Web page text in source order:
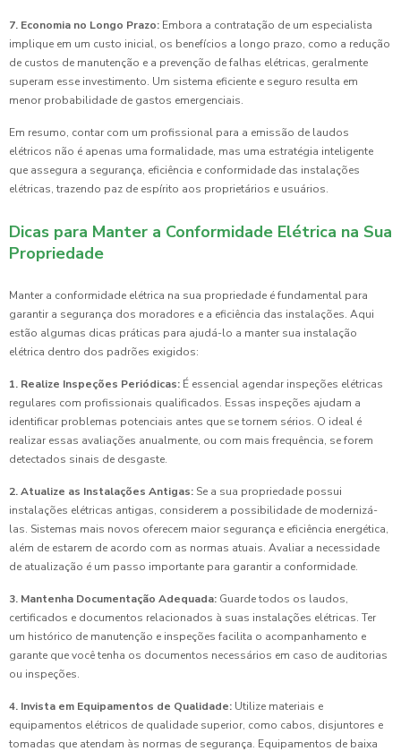
7. Economia no Longo Prazo: Embora a contratação de um especialista
implique em um custo inicial, os benefícios a longo prazo, como a redução
de custos de manutenção e a prevenção de falhas elétricas, geralmente
superam esse investimento. Um sistema eficiente e seguro resulta em
menor probabilidade de gastos emergenciais.
Em resumo, contar com um profissional para a emissão de laudos
elétricos não é apenas uma formalidade, mas uma estratégia inteligente
que assegura a segurança, eficiência e conformidade das instalações
elétricas, trazendo paz de espírito aos proprietários e usuários.
Dicas para Manter a Conformidade Elétrica na Sua
Propriedade
Manter a conformidade elétrica na sua propriedade é fundamental para
garantir a segurança dos moradores e a eficiência das instalações. Aqui
estão algumas dicas práticas para ajudá-lo a manter sua instalação
elétrica dentro dos padrões exigidos:
1. Realize Inspeções Periódicas: É essencial agendar inspeções elétricas
regulares com profissionais qualificados. Essas inspeções ajudam a
identificar problemas potenciais antes que se tornem sérios. O ideal é
realizar essas avaliações anualmente, ou com mais frequência, se forem
detectados sinais de desgaste.
2. Atualize as Instalações Antigas: Se a sua propriedade possui
instalações elétricas antigas, considerem a possibilidade de modernizá-
las. Sistemas mais novos oferecem maior segurança e eficiência energética,
além de estarem de acordo com as normas atuais. Avaliar a necessidade
de atualização é um passo importante para garantir a conformidade.
3. Mantenha Documentação Adequada: Guarde todos os laudos,
certificados e documentos relacionados à suas instalações elétricas. Ter
um histórico de manutenção e inspeções facilita o acompanhamento e
garante que você tenha os documentos necessários em caso de auditorias
ou inspeções.
4. Invista em Equipamentos de Qualidade: Utilize materiais e
equipamentos elétricos de qualidade superior, como cabos, disjuntores e
tomadas que atendam às normas de segurança. Equipamentos de baixa